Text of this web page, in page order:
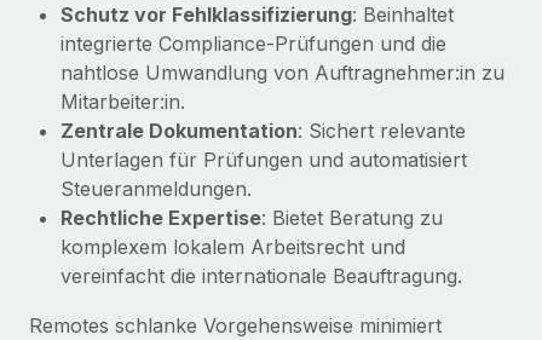
Benefits
Mühelose Verwaltung von Benefits
Mehr erfahren
Neues zu Remote-Produkten: Integration mit
Gusto und Zero und Contractor Management
Plus
Auch im neuen Jahr wollen wir bei Remote Unternehmen
aller Größen dabei unterstützen, die beste...
Mehr erfahren
mit Remote verwaltet
Schutz vor Fehlklassifizierung: Beinhaltet
integrierte Compliance‑Prüfungen und die
nahtlose Umwandlung von Auftragnehmer:in zu
Mitarbeiter:in.
Zentrale Dokumentation: Sichert relevante
Unterlagen für Prüfungen und automatisiert
Steueranmeldungen.
Rechtliche Expertise: Bietet Beratung zu
komplexem lokalem Arbeitsrecht und
vereinfacht die internationale Beauftragung.
Remotes schlanke Vorgehensweise minimiert